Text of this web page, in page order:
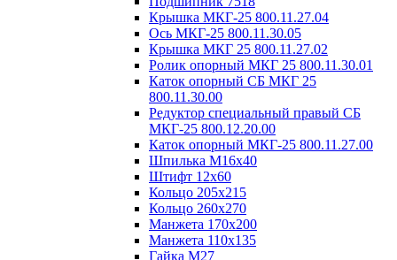
Крышка МКГ-25 800.11.27.04
Ось МКГ-25 800.11.30.05
Крышка МКГ 25 800.11.27.02
Ролик опорный МКГ 25 800.11.30.01
Каток опорный СБ МКГ 25
800.11.30.00
Редуктор специальный правый СБ
МКГ-25 800.12.20.00
Каток опорный МКГ-25 800.11.27.00
Шпилька М16х40
Штифт 12х60
Кольцо 205х215
Кольцо 260х270
Манжета 170х200
Манжета 110х135
Гайка М27